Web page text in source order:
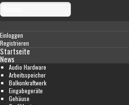
Einloggen
Registrieren
Startseite
News
Audio Hardware
Arbeitsspeicher
Balkonkraftwerk
Eingabegeräte
Gehäuse